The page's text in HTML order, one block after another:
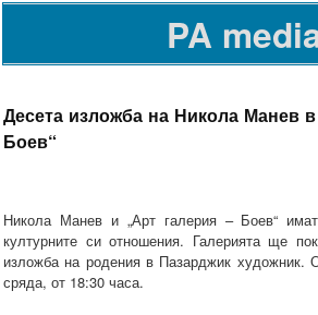
PA
Десета изложба на Никола Манев
Боев“
Никола Манев и „Арт галерия – Боев“
културните си отношения. Галерията ще
изложба на родения в Пазарджик художник.
сряда, от 18:30 часа.